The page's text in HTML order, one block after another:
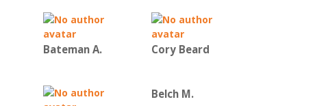
Bateman Α. Cory Beard
Belch M.